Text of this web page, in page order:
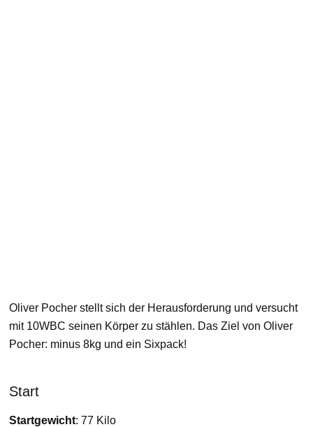
Oliver Pocher stellt sich der Herausforderung und versucht
mit 10WBC seinen Körper zu stählen. Das Ziel von Oliver
Pocher: minus 8kg und ein Sixpack!
Start
Startgewicht: 77 Kilo